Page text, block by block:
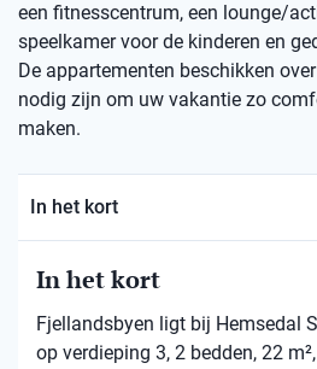
een fitnesscentrum, een lounge/
speelkamer voor de kinderen en
De appartementen beschikken
nodig zijn om uw vakantie zo
maken.
In het kort
In het kort
Fjellandsbyen ligt bij Hemsedal
op verdieping 3, 2 bedden, 22